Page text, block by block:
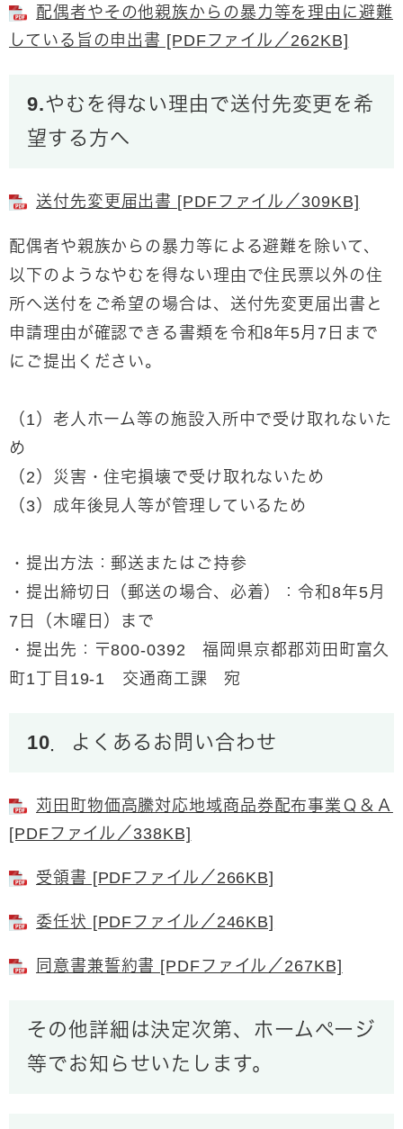
配偶者やその他親族からの暴力等を理由に避難
している旨の申出書 [PDFファイル／262KB]
9.やむを得ない理由で送付先変更を希
望する方へ
送付先変更届出書 [PDFファイル／309KB]
配偶者や親族からの暴力等による避難を除いて、
以下のようなやむを得ない理由で住民票以外の住
所へ送付をご希望の場合は、送付先変更届出書と
申請理由が確認できる書類を令和8年5月7日まで
にご提出ください。
（1）老人ホーム等の施設入所中で受け取れないた
め
（2）災害・住宅損壊で受け取れないため
（3）成年後見人等が管理しているため
・提出方法：郵送またはご持参
・提出締切日（郵送の場合、必着）：令和8年5月
7日（木曜日）まで
・提出先：〒800-0392 福岡県京都郡苅田町富久
町1丁目19-1 交通商工課 宛
10．よくあるお問い合わせ
苅田町物価高騰対応地域商品券配布事業Ｑ＆Ａ
[PDFファイル／338KB]
受領書 [PDFファイル／266KB]
委任状 [PDFファイル／246KB]
同意書兼誓約書 [PDFファイル／267KB]
その他詳細は決定次第、ホームページ
等でお知らせいたします。